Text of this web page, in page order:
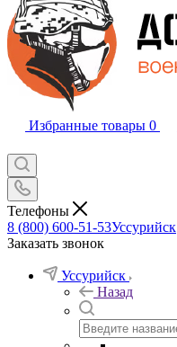
Избранные товары 0
Телефоны
8 (800) 600-51-53Уссурийск
Заказать звонок
Уссурийск
Назад